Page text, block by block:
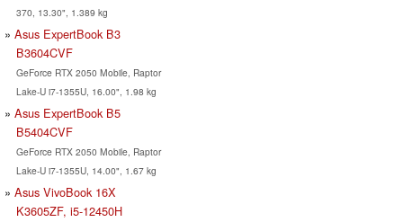
370, 13.30", 1.389 kg
Asus ExpertBook B3
B3604CVF
GeForce RTX 2050 Mobile, Raptor
Lake-U i7-1355U, 16.00", 1.98 kg
Asus ExpertBook B5
B5404CVF
GeForce RTX 2050 Mobile, Raptor
Lake-U i7-1355U, 14.00", 1.67 kg
Asus VivoBook 16X
K3605ZF, i5-12450H